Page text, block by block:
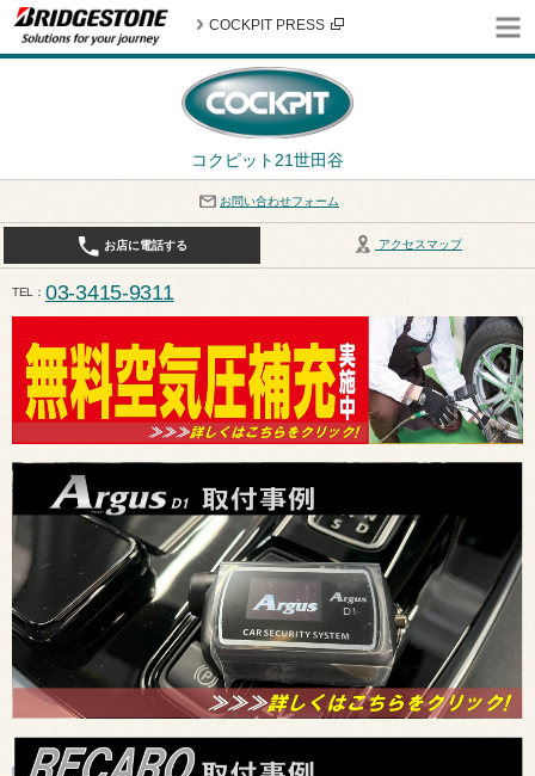
コクピット21世田谷
COCKPIT PRESS
お問い合わせフォーム
アクセスマップ
お店に電話する
TEL 03-3415-9311
平日10:30〜19:00 作業受付終了は17:30になります。 / 定休日：8月定休日は火曜日、水曜日とな
ます。ご注意ください。